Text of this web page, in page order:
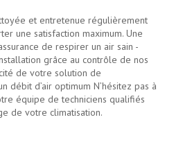
et entretenue régulièrement
une satisfaction maximum. Une
de respirer un air sain -
grâce au contrôle de nos
de votre solution de
débit d’air optimum N’hésitez pas à
équipe de techniciens qualifiés
de votre climatisation.